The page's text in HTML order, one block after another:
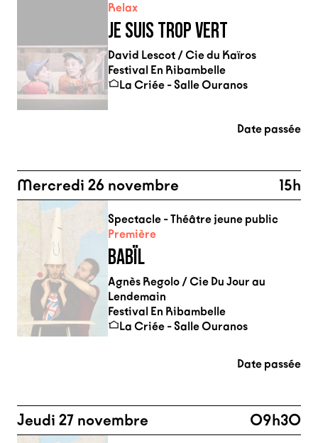
Relax
JE SUIS TROP VERT
David Lescot / Cie du Kaïros
Festival En Ribambelle
La Criée - Salle Ouranos
Date passée
Mercredi 26 novembre 15h
Spectacle - Théâtre jeune public
Première
BABÏL
Agnès Regolo / Cie Du Jour au
Lendemain
Festival En Ribambelle
La Criée - Salle Ouranos
Date passée
Jeudi 27 novembre 09h30